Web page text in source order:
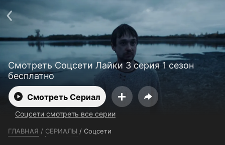
Смотреть Соцсети Лайки 3 серия 1 сезон
бесплатно
Смотреть Сериал
Соцсети смотреть все серии
ГЛАВНАЯ / СЕРИАЛЫ / Соцсети
Пользовательское соглашение
Политика конфиденциальности
Открыть приложение
Ввести промокод